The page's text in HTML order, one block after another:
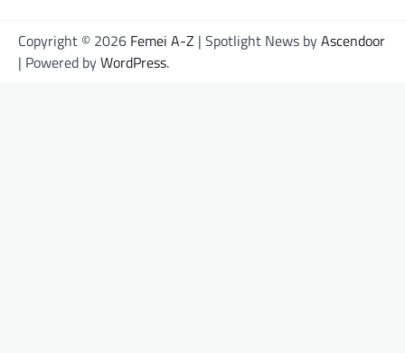
Copyright © 2026 Femei A-Z | Spotlight News byAscendoor
| Powered byWordPress.